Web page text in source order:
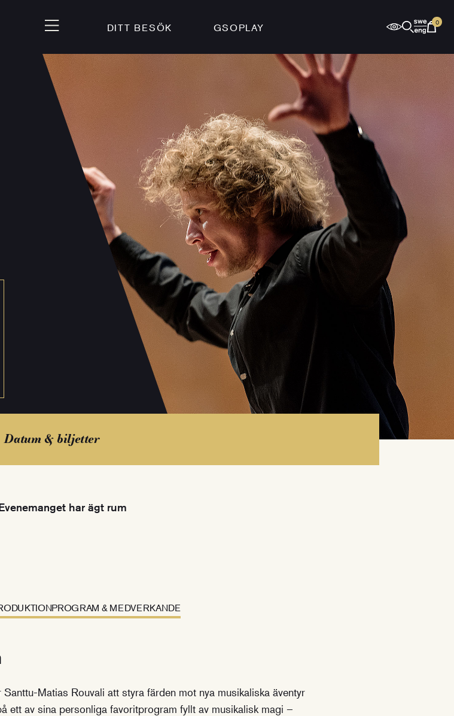
DITT BESÖK GSOPLAY
0
Datum & biljetter
har ägt rum
PROGRAM & MEDVERKANDE
Matias Rouvali att styra färden mot nya musikaliska äventyr
ett av sina personliga favoritprogram fyllt av musikalisk magi –